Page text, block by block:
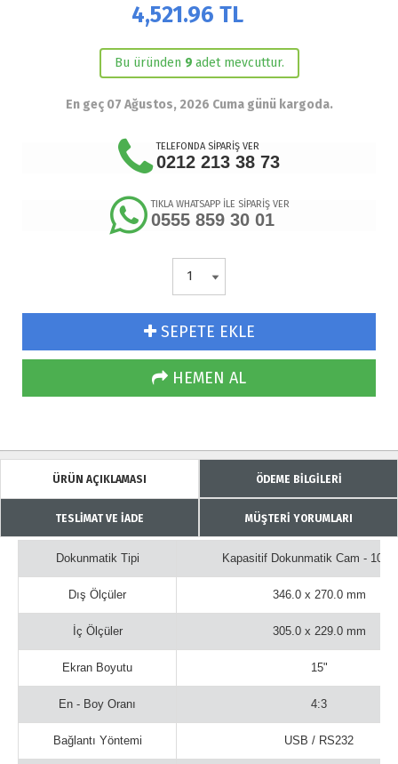
4,521.96 TL
Bu üründen 9 adet mevcuttur.
En geç 07 Ağustos, 2026 Cuma günü kargoda.
TELEFONDA SİPARİŞ VER
0212 213 38 73
TIKLA WHATSAPP İLE SİPARİŞ VER
0555 859 30 01
SEPETE EKLE
HEMEN AL
ÜRÜN AÇIKLAMASI ÖDEME BİLGİLERİ
TESLİMAT VE İADE MÜŞTERİ YORUMLARI
Dokunmatik Tipi Kapasitif Dokunmatik Cam - 10
Dış Ölçüler 346.0 x 270.0 mm
İç Ölçüler 305.0 x 229.0 mm
Ekran Boyutu 15"
En - Boy Oranı 4:3
Bağlantı Yöntemi USB / RS232